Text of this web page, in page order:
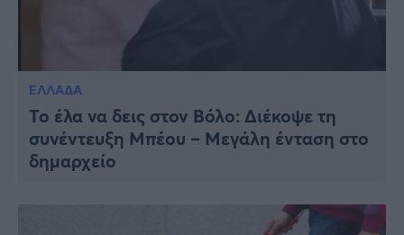
ΕΛΛΑΔΑ
Το έλα να δεις στον Βόλο: Διέκοψε τη
συνέντευξη Μπέου – Μεγάλη ένταση στο
δημαρχείο